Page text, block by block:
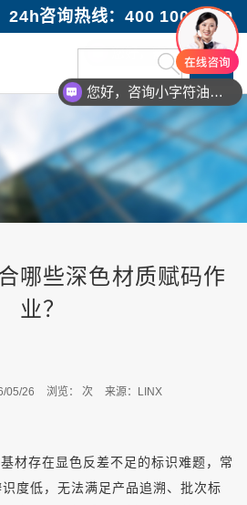
24h咨询热线：400 100 1089
哪些深色材质赋码作
业？
05/26 浏览： 次 来源：LINX
材存在显色反差不足的标识难题，常
度低，无法满足产品追溯、批次标
您好，咨询小字符油墨喷码机